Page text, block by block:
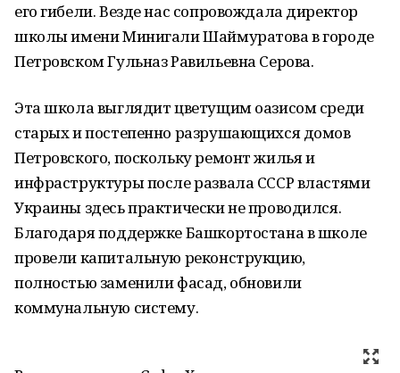
его гибели. Везде нас сопровождала директор
школы имени Минигали Шаймуратова в городе
Петровском Гульназ Равильевна Серова.
Эта школа выглядит цветущим оазисом среди
старых и постепенно разрушающихся домов
Петровского, поскольку ремонт жилья и
инфраструктуры после развала СССР властями
Украины здесь практически не проводился.
Благодаря поддержке Башкортостана в школе
провели капитальную реконструкцию,
полностью заменили фасад, обновили
коммунальную систему.